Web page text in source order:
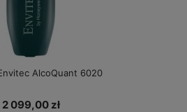
AlcoQuant 6020
2 099,00 zł